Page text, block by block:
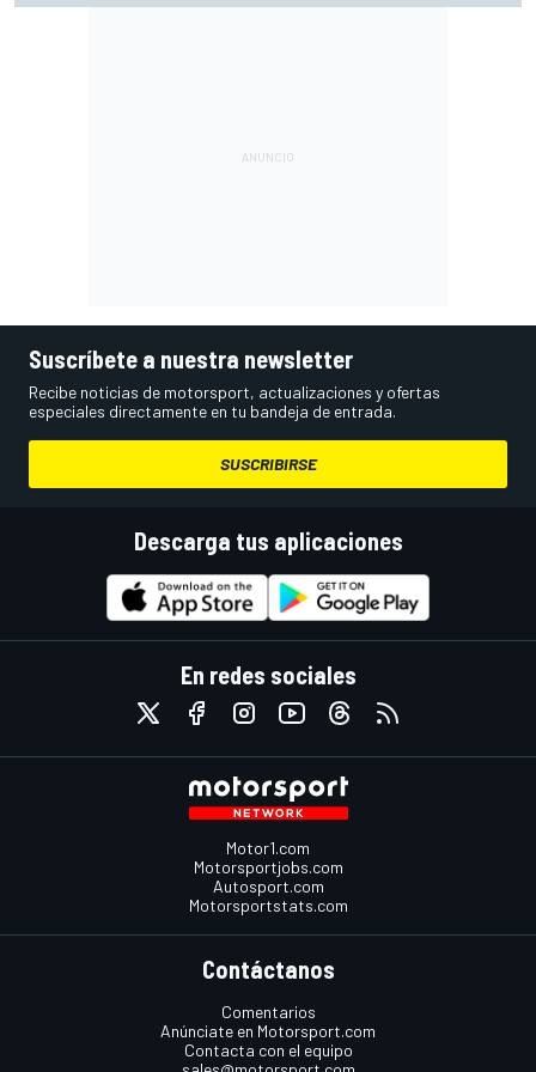
Suscríbete a nuestra newsletter
Recibe noticias de motorsport, actualizaciones y ofertas
especiales directamente en tu bandeja de entrada.
SUSCRIBIRSE
Descarga tus aplicaciones
En redes sociales
Motor1.com
Motorsportjobs.com
Autosport.com
Motorsportstats.com
Contáctanos
Comentarios
Anúnciate en Motorsport.com
Contacta con el equipo